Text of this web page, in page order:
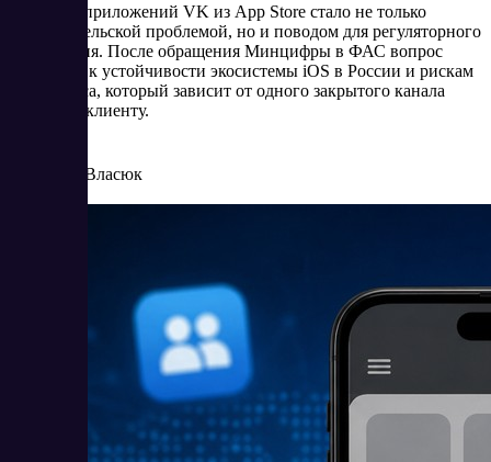
Удаление приложений VK из App Store стало не только
пользовательской проблемой, но и поводом для регуляторного
обсуждения. После обращения Минцифры в ФАС вопрос
сместился к устойчивости экосистемы iOS в России и рискам
для бизнеса, который зависит от одного закрытого канала
доступа к клиенту.
Елена Власюк